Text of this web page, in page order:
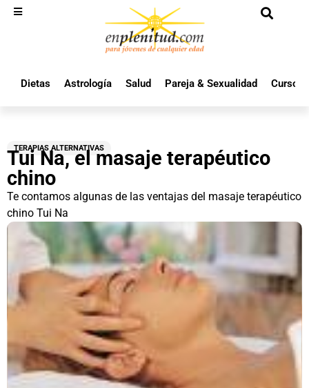
Dietas Astrología Salud Pareja & Sexualidad Cursos
TERAPIAS ALTERNATIVAS
Tui Na, el masaje terapéutico
chino
Te contamos algunas de las ventajas del masaje terapéutico
chino Tui Na